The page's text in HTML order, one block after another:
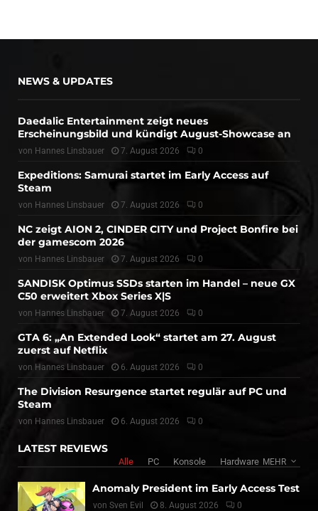
NEWS & UPDATES
Daedalic Entertainment zeigt neues
Erscheinungsbild und kündigt August-Showcase an
von Hannes Linsbauer 7. August 2026 0
Expeditions: Samurai startet im Early Access auf
Steam
von Hannes Linsbauer 7. August 2026 0
NC zeigt AION 2, CINDER CITY und Project Bonfire bei
der gamescom 2026
von Hannes Linsbauer 7. August 2026 0
SANDISK Optimus SSDs starten im Handel – neue GX
C50 erweitert Xbox Series X|S
von Hannes Linsbauer 7. August 2026 0
GTA 6: „An Extended Look“ startet am 27. August
zuerst auf Netflix
von Hannes Linsbauer 6. August 2026 0
The Division Resurgence startet regulär auf PC und
Steam
von Hannes Linsbauer 6. August 2026 0
LATEST REVIEWS
Alle PC Konsole Hardware MEHR
Anomaly President im Early Access Test
von Sven Evil 8. August 2026 0